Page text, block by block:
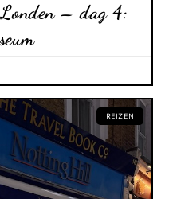
– dag 4:
REIZEN